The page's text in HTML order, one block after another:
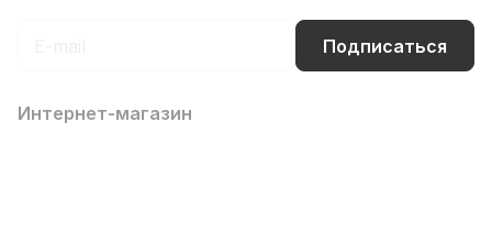
Подписаться
Интернет-магазин